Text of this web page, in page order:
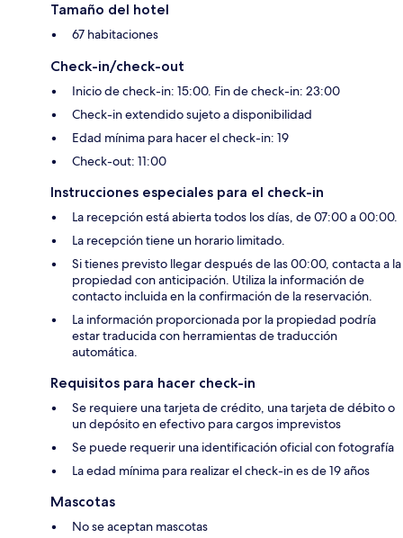
Tamaño del hotel
67 habitaciones
Check-in/check-out
Inicio de check-in: 15:00. Fin de check-in: 23:00
Check-in extendido sujeto a disponibilidad
Edad mínima para hacer el check-in: 19
Check-out: 11:00
Instrucciones especiales para el check-in
La recepción está abierta todos los días, de 07:00 a 00:00.
La recepción tiene un horario limitado.
Si tienes previsto llegar después de las 00:00, contacta a la
propiedad con anticipación. Utiliza la información de
contacto incluida en la confirmación de la reservación.
La información proporcionada por la propiedad podría
estar traducida con herramientas de traducción
automática.
Requisitos para hacer check-in
Se requiere una tarjeta de crédito, una tarjeta de débito o
un depósito en efectivo para cargos imprevistos
Se puede requerir una identificación oficial con fotografía
La edad mínima para realizar el check-in es de 19 años
Mascotas
No se aceptan mascotas